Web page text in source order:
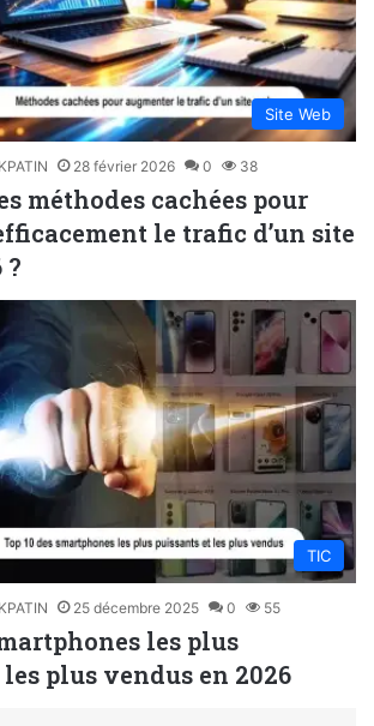
Site Web
28 février 2026 0 38
méthodes cachées pour
le trafic d’un site
?
TIC
25 décembre 2025 0 55
les plus
plus vendus en 2026